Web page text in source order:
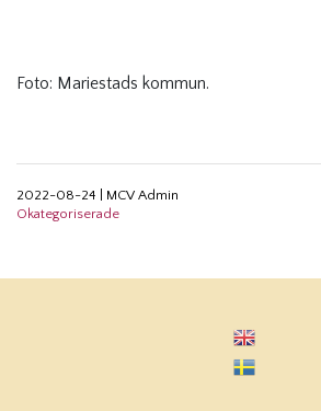
Foto: Mariestads kommun.
2022-08-24
MCV Admin
Okategoriserade